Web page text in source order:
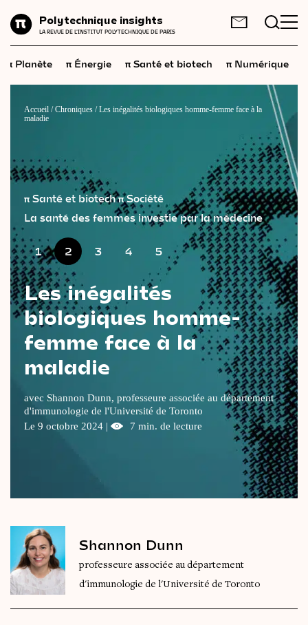
Polytechnique insights
LA REVUE DE L'INSTITUT POLYTECHNIQUE DE PARIS
Énergie
Santé
et biotech
Espace
Économie
Industrie
Science et technologies
Société
Géopolitique
Neurosciences
Le
magazine
Vidéos & Podcast
FR EN
π Planète π Énergie π Santé et biotech π Numérique
Accueil /Chroniques /Les inégalités biologiques homme-femme face à la
maladie
π Santé et biotech π Société
La santé des femmes investie par la médecine
1 2 3 4 5
Les inégalités
biologiques homme-
femme face à la
maladie
avec Shannon Dunn, professeure associée au département
d'immunologie de l'Université de Toronto
Le 9 octobre 2024 |
7 min. de lecture
Shannon Dunn
professeure associée au département
d'immunologie de l'Université de Toronto